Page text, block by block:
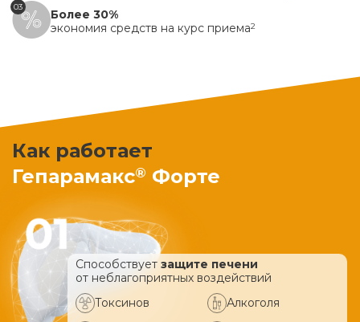
03
Более 30%
экономия средств на курс приема2
Как работает
Гепарамакс® Форте
Способствует защите печени
от неблагоприятных воздействий
Токсинов
Алкоголя